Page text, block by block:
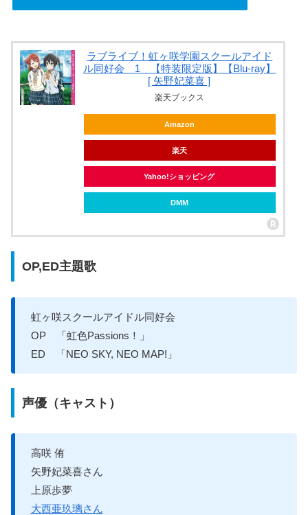
ラブライブ！虹ヶ咲学園スクールアイド
ル同好会 1 【特装限定版】【Blu-ray】
[ 矢野妃菜喜 ]
楽天ブックス
Amazon
楽天
Yahoo!ショッピング
DMM
OP,ED主題歌
虹ヶ咲スクールアイドル同好会
OP 「虹色Passions！」
ED 「NEO SKY, NEO MAP!」
声優（キャスト）
高咲 侑
矢野妃菜喜さん
上原歩夢
大西亜玖璃さん